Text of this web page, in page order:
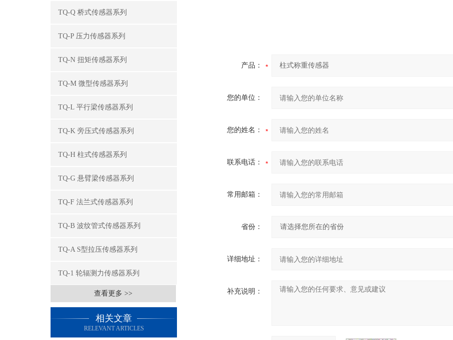
TQ-Q 桥式传感器系列
TQ-P 压力传感器系列
TQ-N 扭矩传感器系列
TQ-M 微型传感器系列
TQ-L 平行梁传感器系列
TQ-K 旁压式传感器系列
TQ-H 柱式传感器系列
TQ-G 悬臂梁传感器系列
TQ-F 法兰式传感器系列
TQ-B 波纹管式传感器系列
TQ-A S型拉压传感器系列
TQ-1 轮辐测力传感器系列
查看更多 >>
相关文章
RELEVANT ARTICLES
产品：
您的单位：
您的姓名：
联系电话：
常用邮箱：
省份：
详细地址：
补充说明：